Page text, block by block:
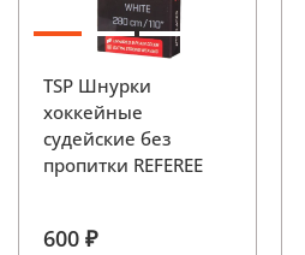
TSP Шнурки
хоккейные
судейские без
пропитки REFEREE
600 ₽